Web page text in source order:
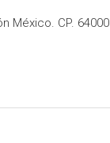
México. CP. 64000